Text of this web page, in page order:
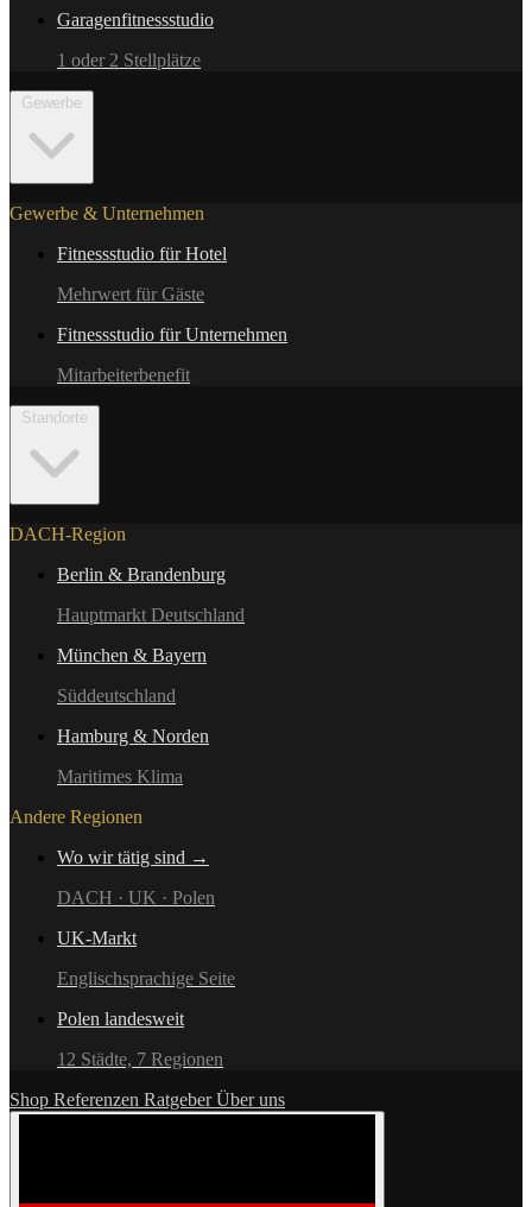
Garagenfitnessstudio
1 oder 2 Stellplätze
Gewerbe & Unternehmen
Fitnessstudio für Hotel
Mehrwert für Gäste
Fitnessstudio für Unternehmen
Mitarbeiterbenefit
DACH-Region
Berlin & Brandenburg
Hauptmarkt Deutschland
München & Bayern
Süddeutschland
Hamburg & Norden
Maritimes Klima
Andere Regionen
Wo wir tätig sind →
DACH · UK · Polen
UK-Markt
Englischsprachige Seite
Polen landesweit
12 Städte, 7 Regionen
Shop Referenzen RatgeberÜber uns